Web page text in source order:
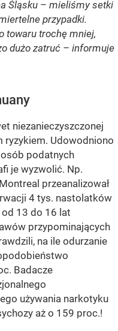
Śląsku – mieliśmy setki
przypadki.
towaru trochę mniej,
dużo zatruć – informuje
niezanieczyszczonej
ryzykiem. Udowodniono
podatnych
je wyzwolić. Np.
przeanalizował
4 tys. nastolatków
od 13 do 16 lat
przypominających
na ile odurzanie
Badacze
używania narkotyku
aż o 159 proc.!